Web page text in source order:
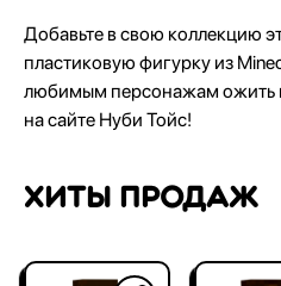
Добавьте в свою коллекцию
пластиковую фигурку из
любимым персонажам ожить
на сайте Нуби Тойс!
Хиты продаж